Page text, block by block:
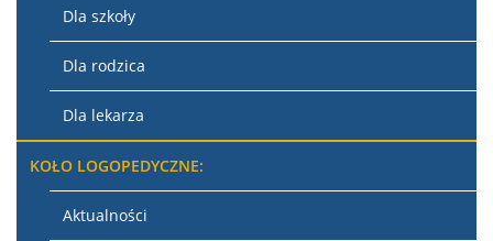
Dla szkoły
Dla rodzica
Dla lekarza
KOŁO LOGOPEDYCZNE:
Aktualności